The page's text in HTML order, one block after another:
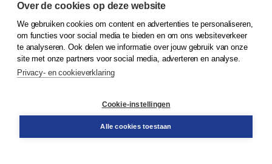
© 2026Koninklijke Boom uitgevers
Bestellen
Over de cookies op deze website
We gebruiken cookies om content en advertenties te personaliseren,
om functies voor social media te bieden en om ons websiteverkeer
te analyseren. Ook delen we informatie over jouw gebruik van onze
site met onze partners voor social media, adverteren en analyse.
Privacy- en cookieverklaring
Cookie-instellingen
Alle cookies toestaan